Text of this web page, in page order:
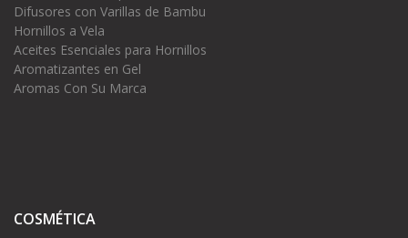
Difusores con Varillas de Bambu
Hornillos a Vela
Aceites Esenciales para Hornillos
Aromatizantes en Gel
Aromas Con Su Marca
COSMÉTICA